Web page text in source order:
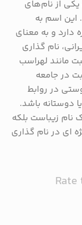
از نام‌های
این اسم به
دارد و به معنای
نام‌ گذاری
مانند لهراسب
در جامعه
در روابط
دوستانه باشد.
نام زیباست بلکه
‌ای در نام‌ گذاری